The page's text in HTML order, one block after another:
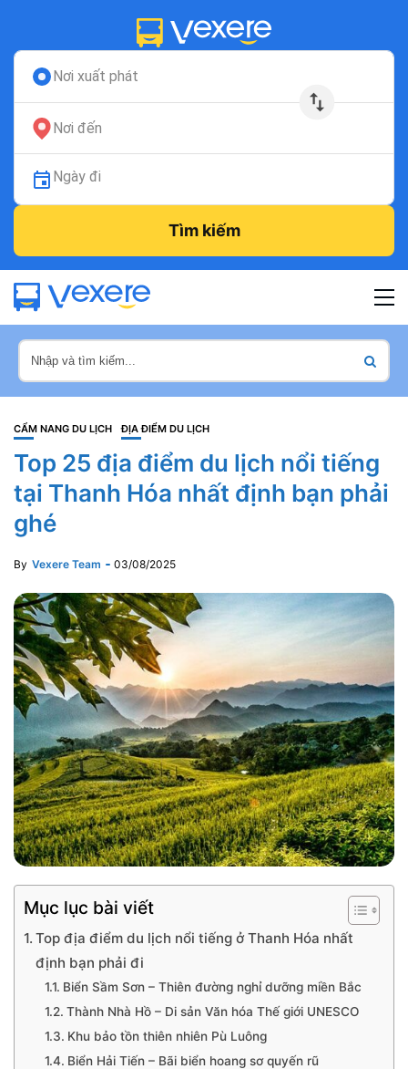
Nơi xuất phát
Nơi đến
Ngày đi
Tìm kiếm
CẨM NANG DU LỊCH ĐỊA ĐIỂM DU LỊCH
Top 25 địa điểm du lịch nổi tiếng
tại Thanh Hóa nhất định bạn phải
ghé
By Vexere Team 03/08/2025
Mục lục bài viết
Top địa điểm du lịch nổi tiếng ở Thanh Hóa nhất
định bạn phải đi
Biển Sầm Sơn – Thiên đường nghỉ dưỡng miền Bắc
Thành Nhà Hồ – Di sản Văn hóa Thế giới UNESCO
Khu bảo tồn thiên nhiên Pù Luông
Biển Hải Tiến – Bãi biển hoang sơ quyến rũ